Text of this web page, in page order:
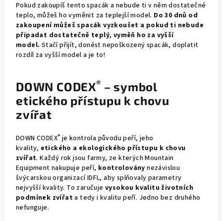
Pokud zakoupíš tento spacák a nebude ti v něm dostatečné
teplo, můžeš ho vyměnit za teplejší model. Do 30 dnů od
zakoupení můžeš spacák vyzkoušet a pokud ti nebude
připadat dostatečně teplý, vyměň ho za vyšší
model. Stačí přijít, donést nepoškozený spacák, doplatit
rozdíl za vyšší model a je to!
DOWN CODEX® – symbol
etického přístupu k chovu
zvířat
DOWN CODEX® je kontrola původu peří, jeho
kvality, etického a ekologického přístupu k chovu
zvířat. Každý rok jsou farmy, ze kterých Mountain
Equipment nakupuje peří, kontrolovány nezávislou
švýcarskou organizací IDFL, aby splňovaly parametry
nejvyšší kvality. To zaručuje vysokou kvalitu životních
podmínek zvířata tedy i kvalitu peří. Jedno bez druhého
nefunguje.